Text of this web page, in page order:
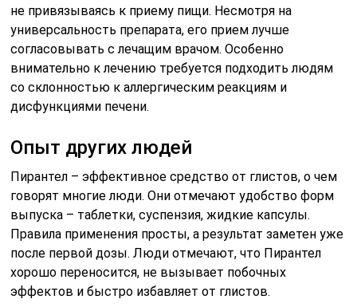
не привязываясь к приему пищи. Несмотря на
универсальность препарата, его прием лучше
согласовывать с лечащим врачом. Особенно
внимательно к лечению требуется подходить людям
со склонностью к аллергическим реакциям и
дисфункциями печени.
Опыт других людей
Пирантел – эффективное средство от глистов, о чем
говорят многие люди. Они отмечают удобство форм
выпуска – таблетки, суспензия, жидкие капсулы.
Правила применения просты, а результат заметен уже
после первой дозы. Люди отмечают, что Пирантел
хорошо переносится, не вызывает побочных
эффектов и быстро избавляет от глистов.